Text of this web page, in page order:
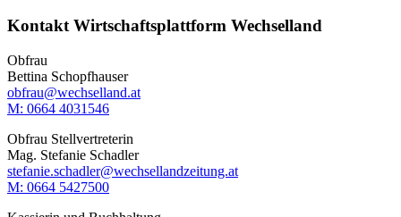
Kontakt Wirtschaftsplattform Wechselland
Obfrau
Bettina Schopfhauser
obfrau@wechselland.at
M: 0664 4031546
Obfrau Stellvertreterin
Mag. Stefanie Schadler
stefanie.schadler@wechsellandzeitung.at
M: ‭0664 5427500‬